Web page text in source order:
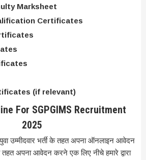
Marksheet
Certificates
(if relevant)
For SGPGIMS Recruitment
2025
उम्मीदवार भर्ती के तहत अपना ऑनलाइन आवेदन
अपना आवेदन करने एक लिए नीचे हमारे द्वारा